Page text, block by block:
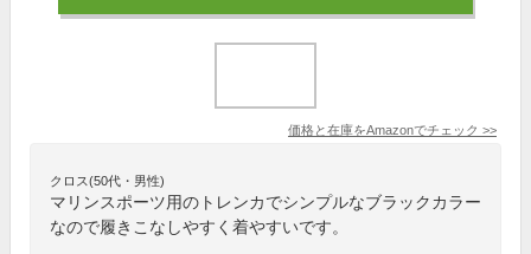
価格と在庫をAmazonでチェック >>
クロス(50代・男性)
マリンスポーツ用のトレンカでシンプルなブラックカラー
なので履きこなしやすく着やすいです。